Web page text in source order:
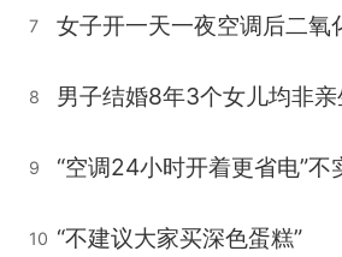
7
8 男子结婚8年3个女儿均非亲
9 “空调24小时开着更省电”不
10 “不建议大家买深色蛋糕”